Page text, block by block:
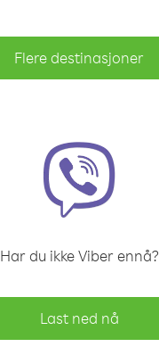
Flere destinasjoner
Har du ikke Viber ennå?
Last ned nå